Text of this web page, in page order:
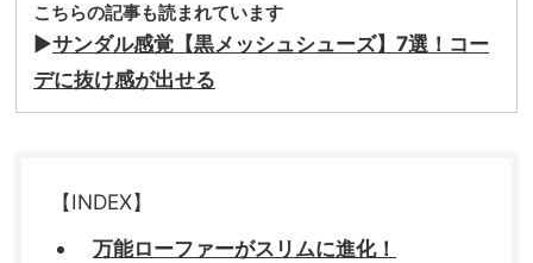
こちらの記事も読まれています
▶︎サンダル感覚【黒メッシュシューズ】7選！コー
デに抜け感が出せる
【INDEX】
万能ローファーがスリムに進化！